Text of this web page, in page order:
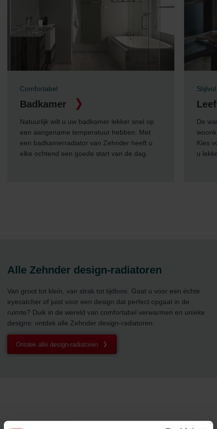
Comfortabel
Badkamer
Natuurlijk wilt u uw badkamer lekker snel op
een aangename temperatuur hebben. Met
een badkamerradiator van Zehnder heeft u
elke ochtend een goede start van de dag.
Stijlvol
De
Kies
u
Alle Zehnder design-radiatoren
Van groot tot klein, van strak tot tijdloos. Gaat u voor een échte
eyecatcher of juist voor een design dat perfect opgaat in de
ruimte? Duik in de wereld van comfortabel verwarmen en unieke
designs: ontdek alle Zehnder design-radiatoren.
Ontdek alle design-radiatoren